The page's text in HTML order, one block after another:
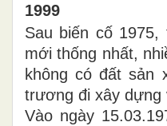
1999
Sau biến cố 1975,
mới thống nhất,
không có đất sản
trương đi xây dựng
Vào ngày